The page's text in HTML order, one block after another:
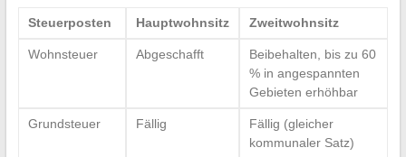
Steuerposten Hauptwohnsitz Zweitwohnsitz
Wohnsteuer Abgeschafft
Beibehalten, bis zu 60
% in angespannten
Gebieten erhöhbar
Grundsteuer Fällig
Fällig (gleicher
kommunaler Satz)